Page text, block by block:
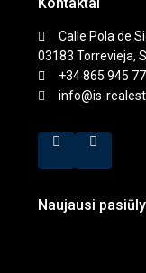
Calle Pola de
03183 Torrevieja,
+34 865 945
info@is-
Naujausi